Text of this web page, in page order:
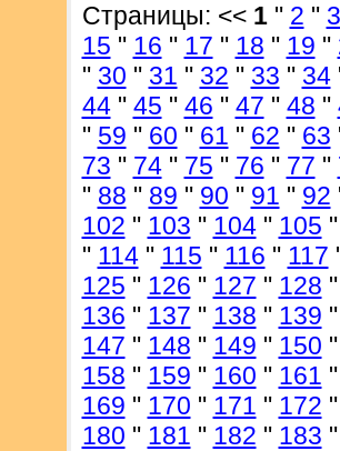
Страницы: << 1" 2 " 3
15 " 16 " 17 " 18 " 19 "
" 30 " 31 " 32 " 33 " 34
44" 45 " 46 " 47 " 48 "
" 59 " 60 " 61 " 62 " 63
73 " 74" 75 " 76 " 77 "
" 88 " 89 " 90 " 91 " 92
102 " 103 " 104" 105 "
" 114" 115 " 116 " 117
125 " 126 " 127 " 128 "
136 " 137 " 138 " 139 "
147 " 148 " 149 " 150 "
158 " 159 " 160 " 161 "
169 " 170 " 171 " 172 "
180 " 181 " 182 " 183 "